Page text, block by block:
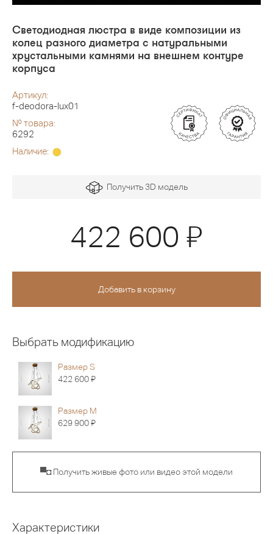
Светодиодная люстра в виде композиции из
колец разного диаметра с натуральными
хрустальными камнями на внешнем контуре
корпуса
Артикул:
f-deodora-lux01
№ товара:
6292
Наличие:
Получить 3D модель
422 600 Я
Выбрать модификацию
Размер S
422 600Я
Размер M
629 900Я
▀◘ Получить живые фото или видео этой модели
Характеристики